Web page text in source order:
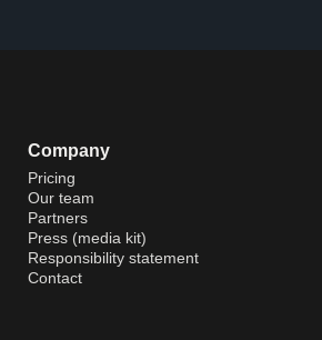
Company
Pricing
Our team
Partners
Press (media kit)
Responsibility statement
Contact